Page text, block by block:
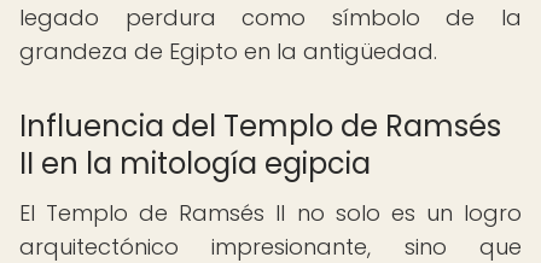
legado perdura como símbolo de la
grandeza de Egipto en la antigüedad.
Influencia del Templo de Ramsés
II en la mitología egipcia
El Templo de Ramsés II no solo es un logro
arquitectónico impresionante, sino que